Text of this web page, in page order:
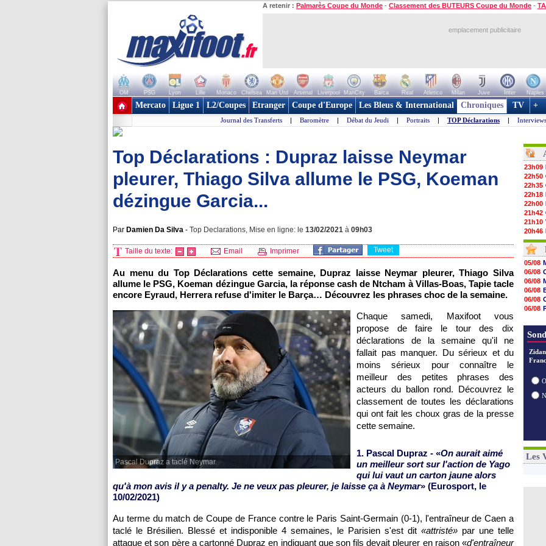
A retenir : Palmarès Coupe du Monde - Classement des BUTEURS Coupe du Monde -
emplacement publicitaire
OM PSG Lyon Lille Monaco Chelsea Man Utd Arsenal Liverpool ManCity Barca Real Atletico Milan Juve Inter Naples
+ de clubs
Mercato Ligue 1 L2/Coupes Etranger Coupe d'Europe Les Bleus & International Chroniques TV +
Journal des Transferts | Baromètre | Débat du Jeudi | Portraits | TOP Déclarations | Interviews
Top Déclarations : Dupraz laisse Neymar
pleurer, Thiago Silva allume le PSG, Koeman
dézingue Garcia...
Par Damien Da Silva - Top Declarations, Mise en ligne: le 13/02/2021 à 09h03
Taille du texte: Email Imprimer Tweet
Au menu du Top Déclarations cette semaine, Dupraz laisse Neymar pleurer, Thiago Silva
allume le PSG, Koeman dézingue Garcia, la réponse cash de Ntcham à Villas-Boas, Tapie tacle
encore Eyraud, Herrera refuse d'imiter le Barça… Découvrez les phrases choc de la semaine.
Pascal Dupraz a taclé Neymar.
Chaque samedi, Maxifoot vous
propose de faire le tour des dix
déclarations de la semaine qu'il ne
fallait pas manquer. Du sérieux et du
moins sérieux pour connaître le
meilleur des petites phrases des
acteurs du ballon rond. Découvrez le
classement de toutes les déclarations
qui ont fait les choux gras de la presse
cette semaine.
1. Pascal Dupraz - «On aurait aimé
un meilleur sort sur l'action de Yago
qui lui vaut un carton jaune alors
qu'à mon avis il y a penalty. Je ne veux pas pleurer, je laisse ça à Neymar» (Eurosport, le
10/02/2021)
Au terme du match de Coupe de France contre le Paris Saint-Germain (0-1), l'entraîneur de Caen a
taclé le Brésilien. Blessé et indisponible 4 semaines, le Parisien s'est dit «attristé»par une telle
attaque et son père a cartonné Dupraz en indiquant que son fils devait pleurer en raison «d'entraîneur
23h09
22h50
22h35
22h18
22h00
21h42
21h10
20h46
20h30
20h01
19h18
19h09
18h48
18h37
18h29
17h58
17h46
17h16
16h59
16h37
16h33
16h22
05/08
06/08
06/08
06/08
06/08
06/08
06/08
Les